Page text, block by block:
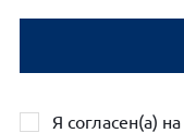
Я согласен(а) на